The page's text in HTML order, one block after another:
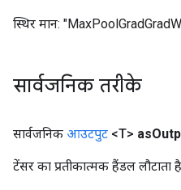
स्थिर मान:
सार्वजनिक तरीके
सार्वजनिक आउटपुट <T> as
टेंसर का प्रतीकात्मक हैंडल लौटाता